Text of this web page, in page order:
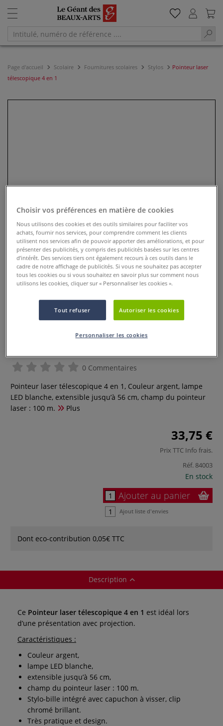
Page d'accueil Scolaire Fournitures scolaires Stylos
Pointeur laser
télescopique 4 en 1
0 Commentaires
Pointeur laser télescopique 4 en 1, Couleur argent, lampe
LED blanche, extensible jusqu’à 56 cm, champ du pointeur
laser : 100 m.
Plus
33,75 €
Prix TTC Info frais.
Réf. 84003
En stock
Ajouter au panier
Ajout liste d'envies
Dont eco-contribution 0,05€ TTC
Description
Ce Pointeur laser télescopique 4 en 1 est idéal lors
d’une présentation avec projection.
Caractéristiques :
Couleur argent,
lampe LED blanche,
extensible jusqu’à 56 cm,
champ du pointeur laser : 100 m.
Stylo-bille intégré avec capuchon à visser, clip
chromé brillant.
Très pratique et design.
Choisir vos préférences en matière de cookies
Nous utilisons des cookies et des outils similaires pour faciliter vos
achats, fournir nos services, pour comprendre comment les clients
utilisent nos services afin de pouvoir apporter des améliorations, et pour
présenter des publicités, y compris des publicités basées sur les centres
d’intérêt. Des services tiers ont également recours à ces outils dans le
cadre de notre affichage de publicités. Si vous ne souhaitez pas accepter
tous les cookies ou si vous souhaitez en savoir plus sur comment nous
utilisons les cookies, cliquer sur « Personnaliser les cookies ».
Tout refuser Autoriser les cookies
Personnaliser les cookies